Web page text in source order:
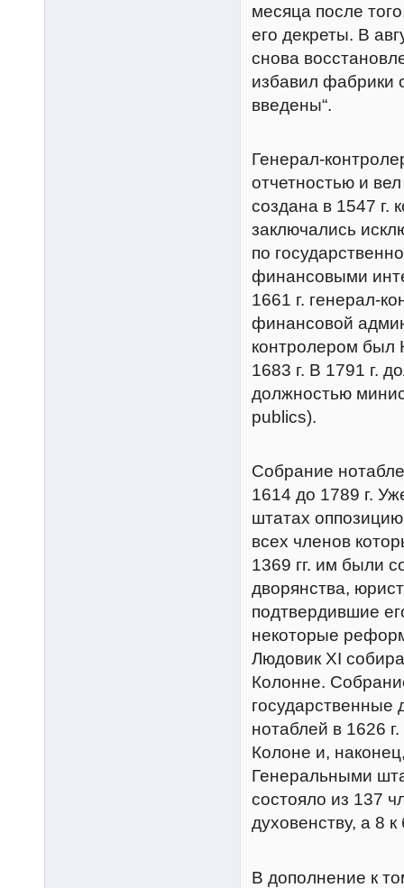
месяца после
его декреты. В
снова
избавил фабрики
введены“.
Генерал-
отчетностью и
создана в 1547 г.
заключались
по
финансовыми
1661 г. генерал-
финансовой
контролером был
1683 г. В 1791 г.
должностью
publics).
Собрание
1614 до 1789 г.
штатах
всех членов
1369 гг. им были
дворянства,
подтвердившие
некоторые
Людовик XI
Колонне.
нотаблей в 1626
Колоне и,
Генеральными
состояло из 137
духовенству, а 8
В дополнение к